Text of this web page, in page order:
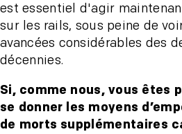
est essentiel d'agir
sur les rails, sous peine de
avancées considérables des
décennies.
Si, comme nous, vous êtes
se donner les moyens
de morts supplémentaires